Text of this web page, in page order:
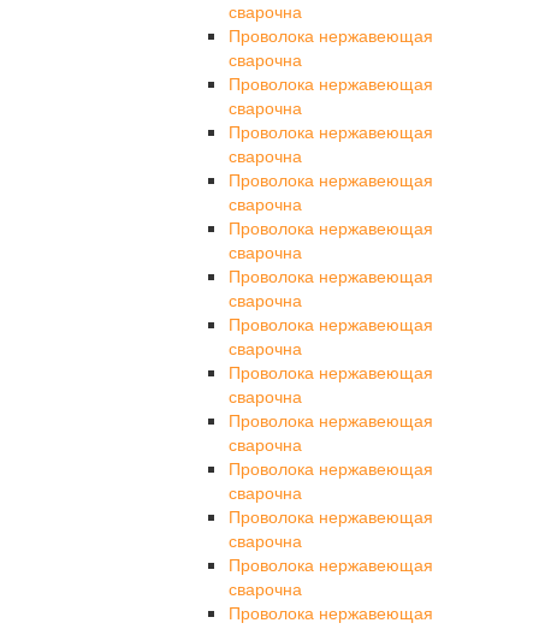
сварочна
Проволока нержавеющая
сварочна
Проволока нержавеющая
сварочна
Проволока нержавеющая
сварочна
Проволока нержавеющая
сварочна
Проволока нержавеющая
сварочна
Проволока нержавеющая
сварочна
Проволока нержавеющая
сварочна
Проволока нержавеющая
сварочна
Проволока нержавеющая
сварочна
Проволока нержавеющая
сварочна
Проволока нержавеющая
сварочна
Проволока нержавеющая
сварочна
Проволока нержавеющая